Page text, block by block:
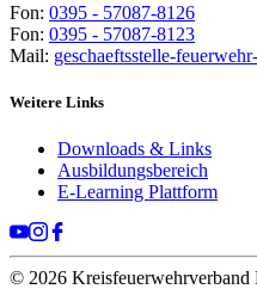
Fon: 0395 - 57087-8126
Fon: 0395 - 57087-8123
Mail: geschaeftsstelle-
Weitere Links
Downloads & Links
Ausbildungsbereich
E-Learning Plattform
© 2026 Kreisfeuerwehrverband